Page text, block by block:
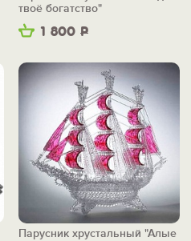
1 800 Р
твоё богатство"
Парусник хрустальный "Алые